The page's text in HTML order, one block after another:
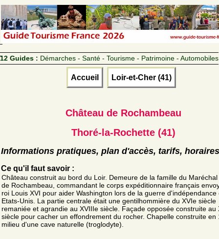
12 Guides : Démarches - Santé - Tourisme - Patrimoine - Automobiles
Accueil Loir-et-Cher (41)
Château de Rochambeau
Thoré-la-Rochette (41)
Informations pratiques, plan d'accès, tarifs, horaires
Ce qu'il faut savoir :
Château construit au bord du Loir. Demeure de la famille du
de Rochambeau, commandant le corps expéditionnaire français
roi Louis XVI pour aider Washington lors de la guerre d'indépendance
Etats-Unis. La partie centrale était une gentilhommière du XVIe siècle
remaniée et agrandie au XVIIIe siècle. Façade opposée construite au
siècle pour cacher un effondrement du rocher. Chapelle construite en
milieu d'une cave naturelle (troglodyte).